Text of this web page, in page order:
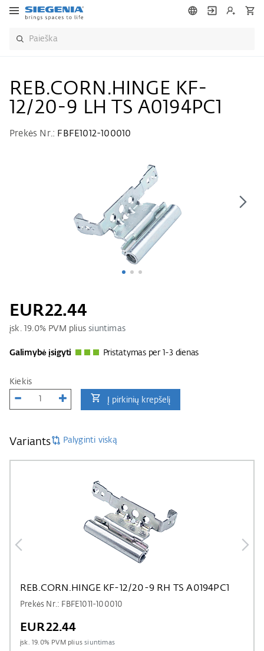
REB.CORN.HINGE KF-
12/20-9 LH TS A0194PC1
Prekės Nr.: FBFE1012-100010
EUR22.44
įsk. 19.0% PVM pliussiuntimas
Galimybė įsigyti Pristatymas per 1-3 dienas
Kiekis
Į pirkinių krepšelį
Variants Palyginti viską
REB.CORN.HINGE KF-12/20-9 RH TS A0194PC1
Prekės Nr.: FBFE1011-100010
EUR22.44
įsk. 19.0% PVM pliussiuntimas